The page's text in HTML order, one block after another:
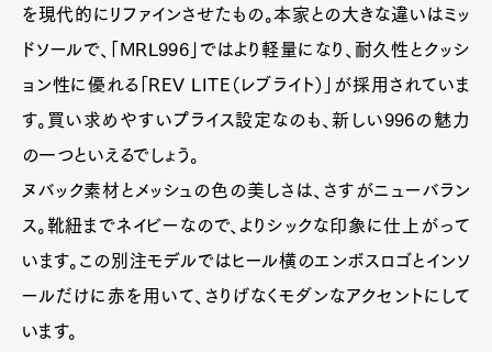
を現代的にリファインさせたもの。本家との大きな違いはミッ
ドソールで、「MRL996」ではより軽量になり、耐久性とクッシ
ョン性に優れる「REV LITE（レブライト）」が採用されていま
す。買い求めやすいプライス設定なのも、新しい996の魅力
の一つといえるでしょう。
ヌバック素材とメッシュの色の美しさは、さすがニューバラン
ス。靴紐までネイビーなので、よりシックな印象に仕上がって
います。この別注モデルではヒール横のエンボスロゴとインソ
ールだけに赤を用いて、さりげなくモダンなアクセントにして
います。